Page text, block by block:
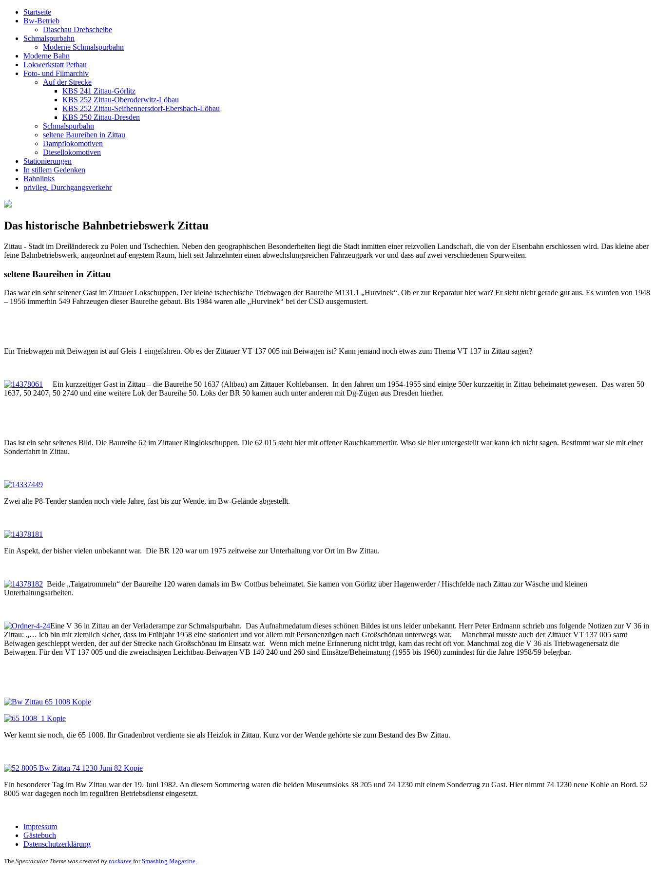
Startseite
Bw-Betrieb
Diaschau Drehscheibe
Schmalspurbahn
Moderne Schmalspurbahn
Moderne Bahn
Lokwerkstatt Pethau
Foto- und Filmarchiv
Auf der Strecke
KBS 241 Zittau-Görlitz
KBS 252 Zittau-Oberoderwitz-Löbau
KBS 252 Zittau-Seifhennersdorf-Ebersbach-Löbau
KBS 250 Zittau-Dresden
Schmalspurbahn
seltene Baureihen in Zittau
Dampflokomotiven
Diesellokomotiven
Stationierungen
In stillem Gedenken
Bahnlinks
privileg. Durchgangsverkehr
Das historische Bahnbetriebswerk Zittau
Zittau - Stadt im Dreiländereck zu Polen und Tschechien. Neben den geographischen Besonderheiten liegt die Stadt inmitten einer reizvollen Landschaft, die von der Eisenbahn erschlossen wird. Das kleine aber
feine Bahnbetriebswerk, angeordnet auf engstem Raum, hielt seit Jahrzehnten einen abwechslungsreichen Fahrzeugpark vor und dass auf zwei verschiedenen Spurweiten.
seltene Baureihen in Zittau
Das war ein sehr seltener Gast im Zittauer Lokschuppen. Der kleine tschechische Triebwagen der Baureihe M131.1 „Hurvinek“. Ob er zur Reparatur hier war? Er sieht nicht gerade gut aus. Es wurden von 1948
– 1956 immerhin 549 Fahrzeugen dieser Baureihe gebaut. Bis 1984 waren alle „Hurvinek“ bei der CSD ausgemustert.
Ein Triebwagen mit Beiwagen ist auf Gleis 1 eingefahren. Ob es der Zittauer VT 137 005 mit Beiwagen ist? Kann jemand noch etwas zum Thema VT 137 in Zittau sagen?
Ein kurzzeitiger Gast in Zittau – die Baureihe 50 1637 (Altbau) am Zittauer Kohlebansen. In den Jahren um 1954-1955 sind einige 50er kurzzeitig in Zittau beheimatet gewesen. Das waren 50
1637, 50 2407, 50 2740 und eine weitere Lok der Baureihe 50. Loks der BR 50 kamen auch unter anderen mit Dg-Zügen aus Dresden hierher.
Das ist ein sehr seltenes Bild. Die Baureihe 62 im Zittauer Ringlokschuppen. Die 62 015 steht hier mit offener Rauchkammertür. Wiso sie hier untergestellt war kann ich nicht sagen. Bestimmt war sie mit einer
Sonderfahrt in Zittau.
Zwei alte P8-Tender standen noch viele Jahre, fast bis zur Wende, im Bw-Gelände abgestellt.
Ein Aspekt, der bisher vielen unbekannt war. Die BR 120 war um 1975 zeitweise zur Unterhaltung vor Ort im Bw Zittau.
Beide „Taigatrommeln“ der Baureihe 120 waren damals im Bw Cottbus beheimatet. Sie kamen von Görlitz über Hagenwerder / Hischfelde nach Zittau zur Wäsche und kleinen
Unterhaltungsarbeiten.
Eine V 36 in Zittau an der Verladerampe zur Schmalspurbahn. Das Aufnahmedatum dieses schönen Bildes ist uns leider unbekannt. Herr Peter Erdmann schrieb uns folgende Notizen zur V 36 in
Zittau: „… ich bin mir ziemlich sicher, dass im Frühjahr 1958 eine stationiert und vor allem mit Personenzügen nach Großschönau unterwegs war. Manchmal musste auch der Zittauer VT 137 005 samt
Beiwagen geschleppt werden, der auf der Strecke nach Großschönau im Einsatz war. Wenn mich meine Erinnerung nicht trügt, kam das recht oft vor. Manchmal zog die V 36 als Triebwagenersatz die
Beiwagen. Für den VT 137 005 und die zweiachsigen Leichtbau-Beiwagen VB 140 240 und 260 sind Einsätze/Beheimatung (1955 bis 1960) zumindest für die Jahre 1958/59 belegbar.
Wer kennt sie noch, die 65 1008. Ihr Gnadenbrot verdiente sie als Heizlok in Zittau. Kurz vor der Wende gehörte sie zum Bestand des Bw Zittau.
Ein besonderer Tag im Bw Zittau war der 19. Juni 1982. An diesem Sommertag waren die beiden Museumsloks 38 205 und 74 1230 mit einem Sonderzug zu Gast. Hier nimmt 74 1230 neue Kohle an Bord. 52
8005 war dagegen noch im regulären Betriebsdienst eingesetzt.
Impressum
Gästebuch
Datenschutzerklärung
The Spectacular Theme was created by rockatee forSmashing Magazine